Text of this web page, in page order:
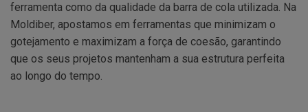
ferramenta como da qualidade da barra de cola utilizada. Na
Moldiber, apostamos em ferramentas que minimizam o
gotejamento e maximizam a força de coesão, garantindo
que os seus projetos mantenham a sua estrutura perfeita
ao longo do tempo.